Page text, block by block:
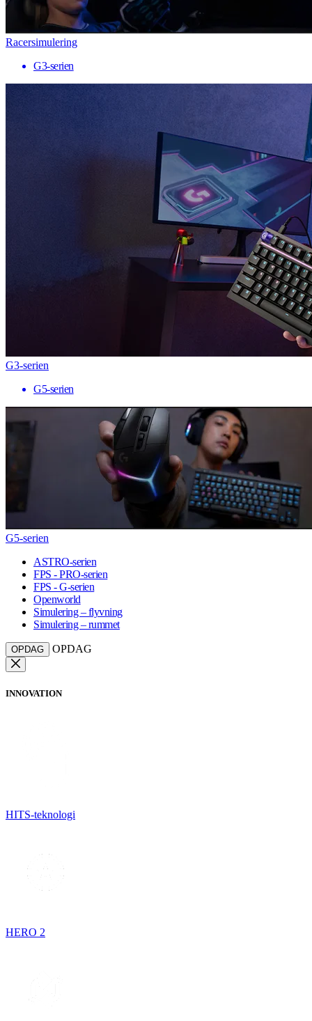
Racersimulering
G3-serien
G3-serien
G5-serien
G5-serien
ASTRO-serien
FPS - PRO-serien
FPS - G-serien
Openworld
Simulering – flyvning
Simulering – rummet
OPDAG OPDAG
INNOVATION
HITS-teknologi
HERO 2